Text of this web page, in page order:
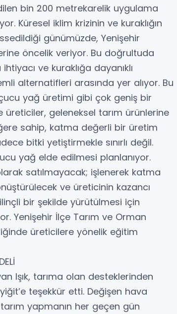
bin 200 metrekarelik uygulama
Küresel iklim krizinin ve kuraklığın
günümüzde, Yenişehir
öncelik veriyor. Bu doğrultuda
ve kuraklığa dayanıklı
alternatifleri arasında yer alıyor. Bu
yağ üretimi gibi çok geniş bir
geleneksel tarım ürünlerine
sahip, katma değerli bir üretim
bitki yetiştirmekle sınırlı değil.
yağ elde edilmesi planlanıyor.
satılmayacak; işlenerek katma
ve üreticinin kazancı
bir şekilde yürütülmesi için
Yenişehir İlçe Tarım ve Orman
üreticilere yönelik eğitim
Işık, tarıma olan desteklerinden
teşekkür etti. Değişen hava
yapmanın her geçen gün